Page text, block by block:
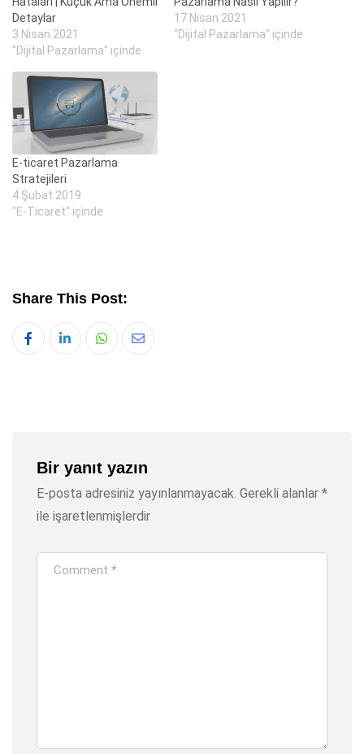
Detaylar
3 Nisan 2021
"Dijital Pazarlama" içinde
17 Nisan 2021
"Dijital Pazarlama" içinde
E-ticaret Pazarlama
Stratejileri
4 Şubat 2019
"E-Ticaret" içinde
Share This Post:
Whatsapp
Share
Bir yanıt yazın
E-posta adresiniz yayınlanmayacak. Gerekli alanlar *
ile işaretlenmişlerdir